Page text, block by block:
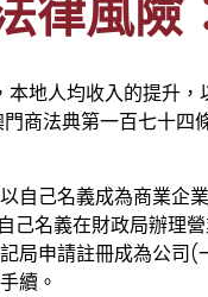
律風險
地人均收入的提升
商法典第一百七十
自己名義成為商業企
名義在財政局辦理
局申請註冊成為公司
續。